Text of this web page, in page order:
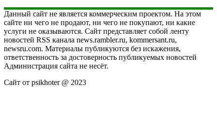
Данный сайт не является коммерческим проектом. На этом
сайте ни чего не продают, ни чего не покупают, ни какие
услуги не оказываются. Сайт представляет собой ленту
новостей RSS канала news.rambler.ru, kommersant.ru,
newsru.com. Материалы публикуются без искажения,
ответственность за достоверность публикуемых новостей
Администрация сайта не несёт.
Сайт от psikhoter @ 2023